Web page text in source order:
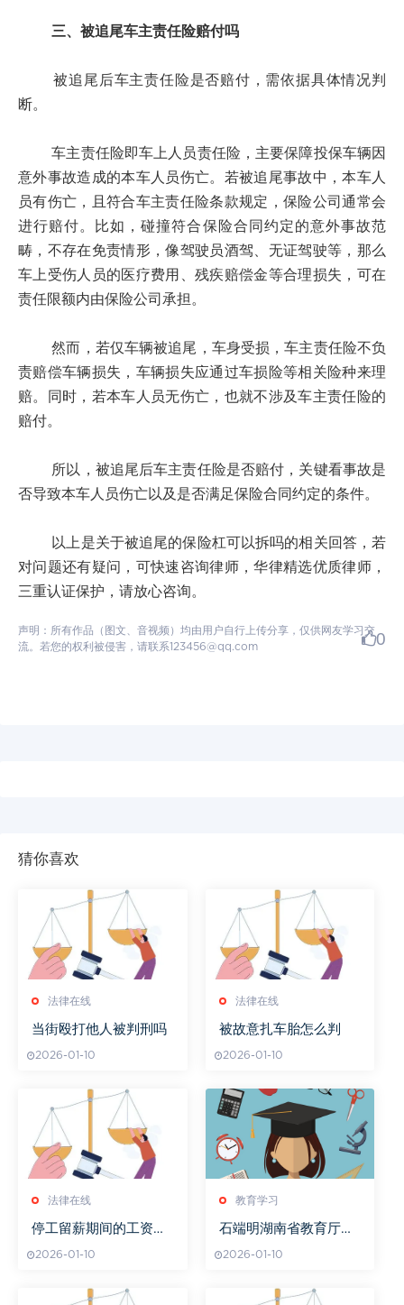
三、被追尾车主责任险赔付吗
被追尾后车主责任险是否赔付，需依据具体情况判
断。
车主责任险即车上人员责任险，主要保障投保车辆因
意外事故造成的本车人员伤亡。若被追尾事故中，本车人
员有伤亡，且符合车主责任险条款规定，保险公司通常会
进行赔付。比如，碰撞符合保险合同约定的意外事故范
畴，不存在免责情形，像驾驶员酒驾、无证驾驶等，那么
车上受伤人员的医疗费用、残疾赔偿金等合理损失，可在
责任限额内由保险公司承担。
然而，若仅车辆被追尾，车身受损，车主责任险不负
责赔偿车辆损失，车辆损失应通过车损险等相关险种来理
赔。同时，若本车人员无伤亡，也就不涉及车主责任险的
赔付。
所以，被追尾后车主责任险是否赔付，关键看事故是
否导致本车人员伤亡以及是否满足保险合同约定的条件。
以上是关于被追尾的保险杠可以拆吗的相关回答，若
对问题还有疑问，可快速咨询律师，华律精选优质律师，
三重认证保护，请放心咨询。
声明：所有作品（图文、音视频）均由用户自行上传分享，仅供网友学习交
流。若您的权利被侵害，请联系123456@qq.com
0
猜你喜欢
法律在线
当街殴打他人被判刑吗
2026-01-10
法律在线
被故意扎车胎怎么判
2026-01-10
法律在线
停工留薪期间的工资由
2026-01-10
教育学习
石端明湖南省教育厅职
2026-01-10